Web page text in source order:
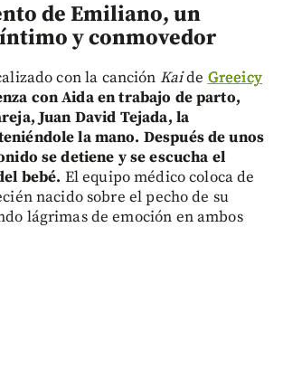
de Emiliano, un
y conmovedor
con la canción Kaide Greeicy
con Aida en trabajo de parto,
Juan David Tejada, la
la mano. Después de unos
se detiene y se escucha el
bebé. El equipo médico coloca de
nacido sobre el pecho de su
lágrimas de emoción en ambos